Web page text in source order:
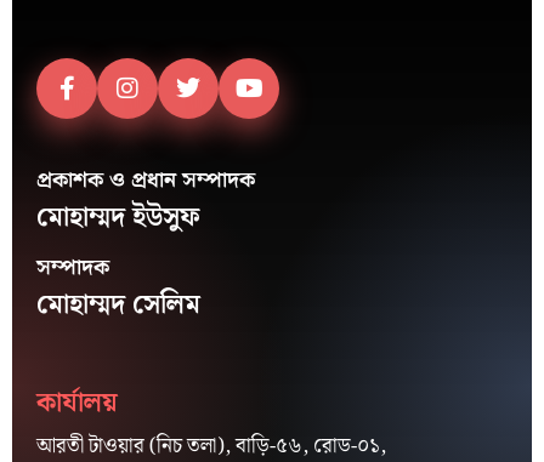
প্রকাশক ও প্রধান সম্পাদক
মোহাম্মদ ইউসুফ
সম্পাদক
মোহাম্মদ সেলিম
কার্যালয়
আরতী টাওয়ার (নিচ তলা), বাড়ি-৫৬, রোড-০১,